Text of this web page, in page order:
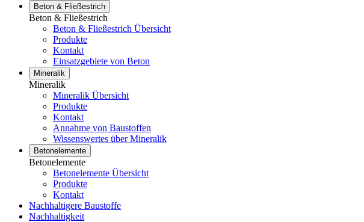
Beton & Fließestrich
Beton & Fließestrich
Beton & Fließestrich Übersicht
Produkte
Kontakt
Einsatzgebiete von Beton
Mineralik
Mineralik
Mineralik Übersicht
Produkte
Kontakt
Annahme von Baustoffen
Wissenswertes über Mineralik
Betonelemente
Betonelemente
Betonelemente Übersicht
Produkte
Kontakt
Nachhaltigere Baustoffe
Nachhaltigkeit